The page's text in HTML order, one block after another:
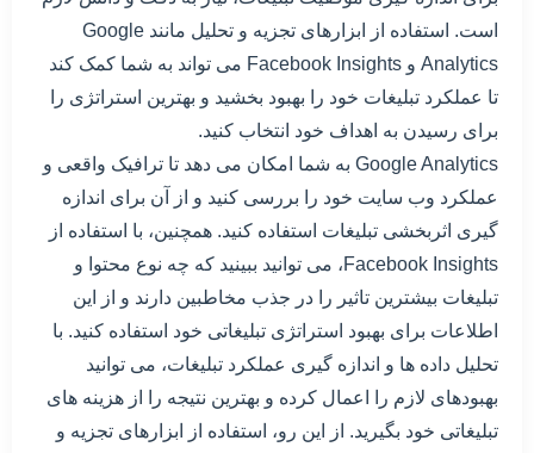
است. استفاده از ابزارهای تجزیه و تحلیل مانند Google
Analytics و Facebook Insights می تواند به شما کمک کند
تا عملکرد تبلیغات خود را بهبود بخشید و بهترین استراتژی را
برای رسیدن به اهداف خود انتخاب کنید.
Google Analytics به شما امکان می دهد تا ترافیک واقعی و
عملکرد وب سایت خود را بررسی کنید و از آن برای اندازه
گیری اثربخشی تبلیغات استفاده کنید. همچنین، با استفاده از
Facebook Insights، می توانید ببینید که چه نوع محتوا و
تبلیغات بیشترین تاثیر را در جذب مخاطبین دارند و از این
اطلاعات برای بهبود استراتژی تبلیغاتی خود استفاده کنید. با
تحلیل داده ها و اندازه گیری عملکرد تبلیغات، می توانید
بهبودهای لازم را اعمال کرده و بهترین نتیجه را از هزینه های
تبلیغاتی خود بگیرید. از این رو، استفاده از ابزارهای تجزیه و